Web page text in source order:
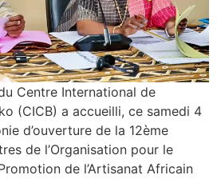
Centre International de
(CICB) a accueilli, ce samedi 4
d’ouverture de la 12ème
de l’Organisation pour le
de l’Artisanat Africain